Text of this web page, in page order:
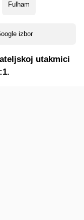
Fulham
izbor
utakmici